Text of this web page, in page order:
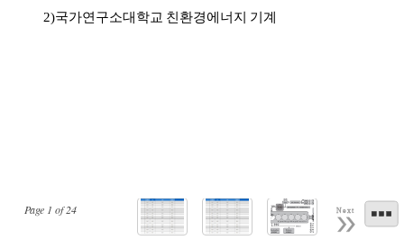
Page 1 of24 Next
2)국가연구소대학교 친환경에너지 기계